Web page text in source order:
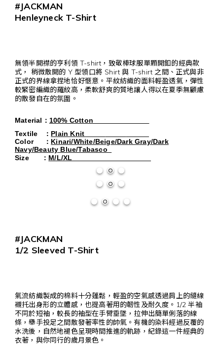
#JACKMAN
Henleyneck T-Shirt
無領半開襟的亨利領 T-shirt，致敬棒球服單顆開釦的經典款
式， 稍微散開的 Y 型領口將 Shirt 與 T-shirt 之間、正式與非
正式的界線拿捏地恰好愜意。平紋紡織的面料輕盈透氣，彈性
較緊密編織的羅紋高，柔軟舒爽的質地讓人得以在夏季無顧慮
的散發自在的氛圍。
Material ： 100% Cotton
Textile
： Plain Knit
Color
： Kinari/White/Beige/Dark Gray/Dark
Navy/Beauty Blue/Tabasco
Size
： M/L/XL
#JACKMAN
1/2 Sleeved T-Shirt
氣流紡織製成的棉料十分蓬鬆，輕盈的空氣感透過肩上的縫線
襯托出身形的立體感，也提高著用的韌性及耐久度。1/2 半袖
不同於短袖，較長的袖型在手臂垂墜，拉伸出簡單俐落的線
條，舉手投足之間散發著率性的帥氣。有機的染料經過反覆的
水洗後，自然地褪色呈現時間推進的軌跡，紀錄這一件經典的
衣著，與你同行的歲月景色。